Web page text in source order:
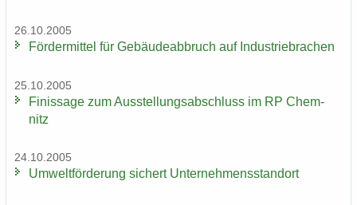
26.10.2005
För­der­mit­tel für Ge­bäu­de­ab­bruch auf In­dus­trie­bra­chen
25.10.2005
Fi­nis­sa­ge zum Aus­stel­lungs­ab­schluss im RP Chem­
nitz
24.10.2005
Um­welt­för­de­rung si­chert Un­ter­neh­mens­stand­ort